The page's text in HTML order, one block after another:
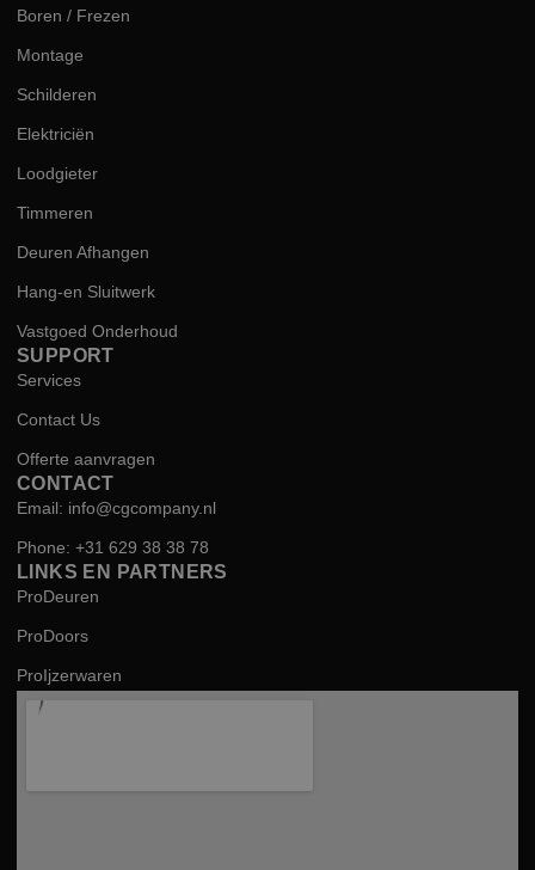
Boren / Frezen
Montage
Schilderen
Elektriciën
Loodgieter
Timmeren
Deuren Afhangen
Hang-en Sluitwerk
Vastgoed Onderhoud
SUPPORT
Services
Contact Us
Offerte aanvragen
CONTACT
Email: info@cgcompany.nl
Phone: +31 629 38 38 78
LINKS EN PARTNERS
ProDeuren
ProDoors
ProIjzerwaren